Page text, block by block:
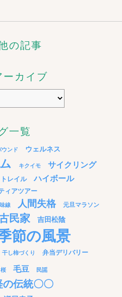
の記事
ーカイブ
一覧
ウンド ウェルネス
キクイモ サイクリング
トレイル ハイボール
ィアツアー
線 人間失格 元旦マラソン
民家 吉田松陰
節の風景
干し柿づくり 弁当デリバリー
桜 毛豆 民謡
の伝統〇〇